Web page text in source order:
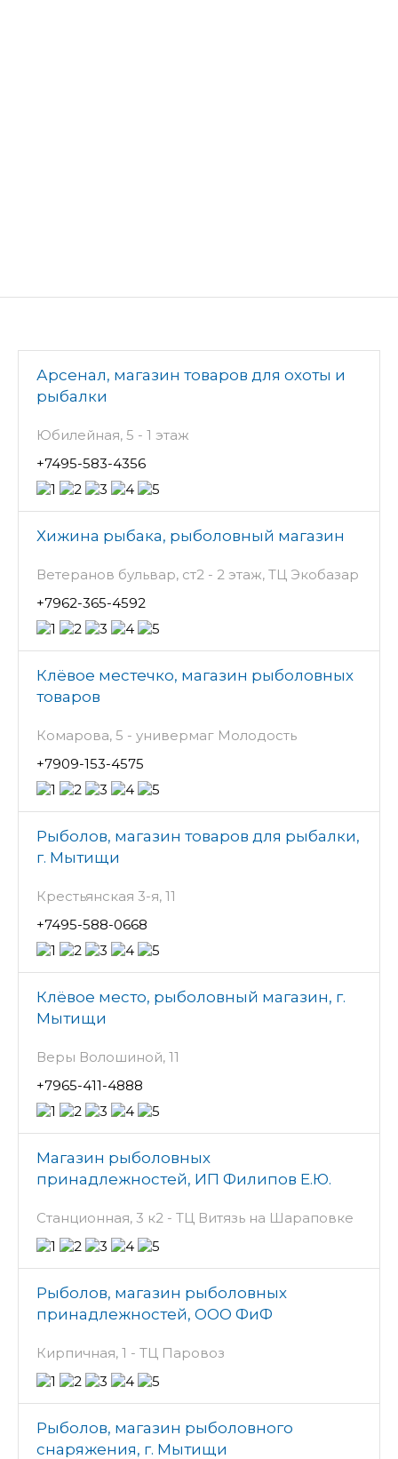
Арсенал, магазин товаров для охоты и
рыбалки
Юбилейная, 5 - 1 этаж
+7495-583-4356
Хижина рыбака, рыболовный магазин
Ветеранов бульвар, ст2 - 2 этаж, ТЦ Экобазар
+7962-365-4592
Клёвое местечко, магазин рыболовных
товаров
Комарова, 5 - универмаг Молодость
+7909-153-4575
Рыболов, магазин товаров для рыбалки,
г. Мытищи
Крестьянская 3-я, 11
+7495-588-0668
Клёвое место, рыболовный магазин, г.
Мытищи
Веры Волошиной, 11
+7965-411-4888
Магазин рыболовных
принадлежностей, ИП Филипов Е.Ю.
Станционная, 3 к2 - ТЦ Витязь на Шараповке
Рыболов, магазин рыболовных
принадлежностей, ООО ФиФ
Кирпичная, 1 - ТЦ Паровоз
Рыболов, магазин рыболовного
снаряжения, г. Мытищи